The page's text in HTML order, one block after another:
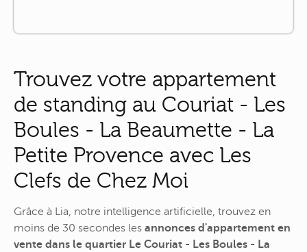
Trouvez votre appartement
de standing au Couriat - Les
Boules - La Beaumette - La
Petite Provence avec Les
Clefs de Chez Moi
Grâce à Lia, notre intelligence artificielle, trouvez en
moins de 30 secondes les annonces d'appartement en
vente dans le quartier Le Couriat - Les Boules - La